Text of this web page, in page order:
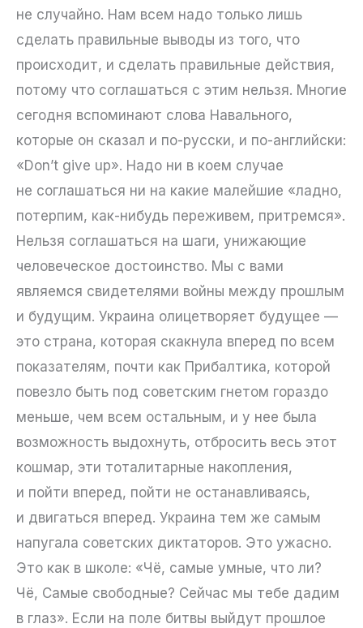
не случайно. Нам всем надо только лишь
сделать правильные выводы из того, что
происходит, и сделать правильные действия,
потому что соглашаться с этим нельзя. Многие
сегодня вспоминают слова Навального,
которые он сказал и по-русски, и по-английски:
«Don’t give up». Надо ни в коем случае
не соглашаться ни на какие малейшие «ладно,
потерпим, как-нибудь переживем, притремся».
Нельзя соглашаться на шаги, унижающие
человеческое достоинство. Мы с вами
являемся свидетелями войны между прошлым
и будущим. Украина олицетворяет будущее —
это страна, которая скакнула вперед по всем
показателям, почти как Прибалтика, которой
повезло быть под советским гнетом гораздо
меньше, чем всем остальным, и у нее была
возможность выдохнуть, отбросить весь этот
кошмар, эти тоталитарные накопления,
и пойти вперед, пойти не останавливаясь,
и двигаться вперед. Украина тем же самым
напугала советских диктаторов. Это ужасно.
Это как в школе: «Чё, самые умные, что ли?
Чё, Самые свободные? Сейчас мы тебе дадим
в глаз». Если на поле битвы выйдут прошлое